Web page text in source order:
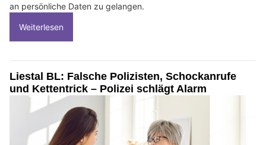
an persönliche Daten zu gelangen.
Weiterlesen
Liestal BL: Falsche Polizisten, Schockanrufe
und Kettentrick – Polizei schlägt Alarm